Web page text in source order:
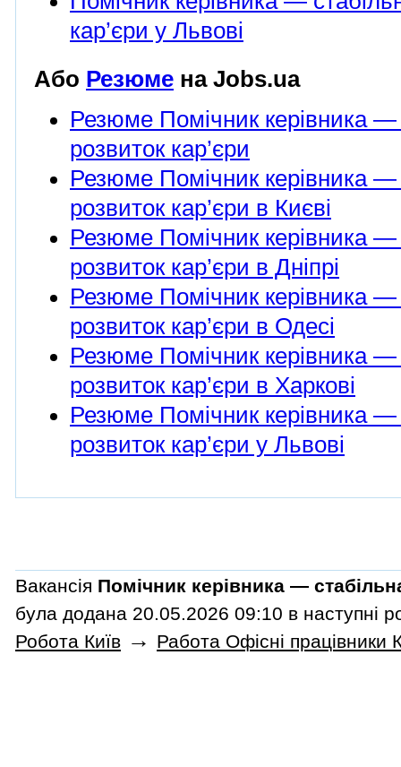
кар’єри у Львові
Або Резюме на Jobs.ua
Резюме Помічник керівника —
розвиток кар’єри
Резюме Помічник керівника —
розвиток кар’єри в Києві
Резюме Помічник керівника —
розвиток кар’єри в Дніпрі
Резюме Помічник керівника —
розвиток кар’єри в Одесі
Резюме Помічник керівника —
розвиток кар’єри в Харкові
Резюме Помічник керівника —
розвиток кар’єри у Львові
Вакансія Помічник керівника —
була додана 20.05.2026 09:10 в наступні
Робота Київ → Работа Офісні працівники